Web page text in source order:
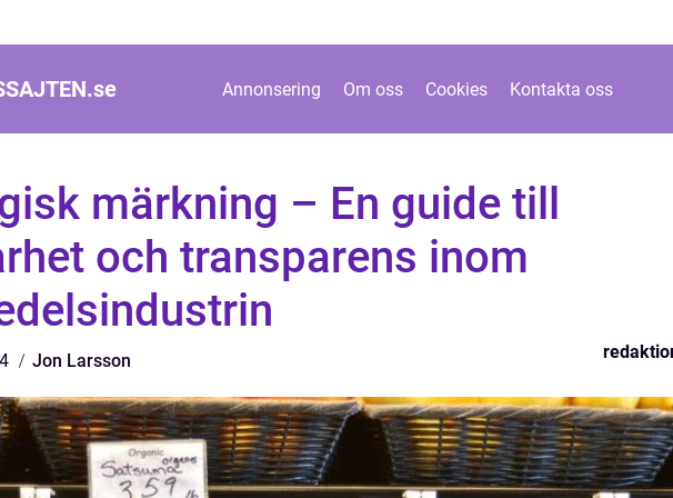
se Annonsering Om oss Cookies Kontakta oss
märkning – En guide till
och transparens inom
Jon Larsson